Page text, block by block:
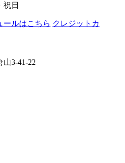
祝日
ールはこちら クレジットカ
3-41-22